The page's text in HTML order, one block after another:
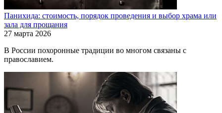
Панихида: стоимость, порядок проведения и выбор храма или
зала для прощания
27 марта 2026
В России похоронные традиции во многом связаны с
православием.